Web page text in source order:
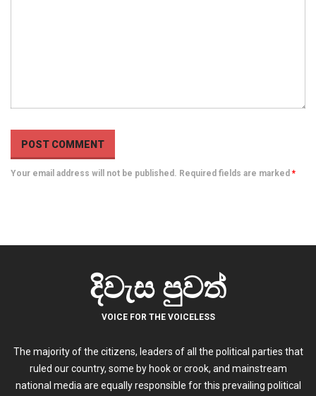
Your email address will not be published. Required fields are marked *
දිවැස පුවත්
VOICE FOR THE VOICELESS
The majority of the citizens, leaders of all the political parties that
ruled our country, some by hook or crook, and mainstream
national media are equally responsible for this prevailing political